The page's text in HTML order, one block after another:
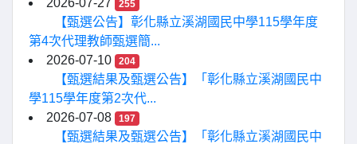
2026-07-27
255
【甄選公告】彰化縣立溪湖國民中學115學年度
第4次代理教師甄選簡...
2026-07-10
204
【甄選結果及甄選公告】「彰化縣立溪湖國民中
學115學年度第2次代...
2026-07-08
197
【甄選結果及甄選公告】「彰化縣立溪湖國民中